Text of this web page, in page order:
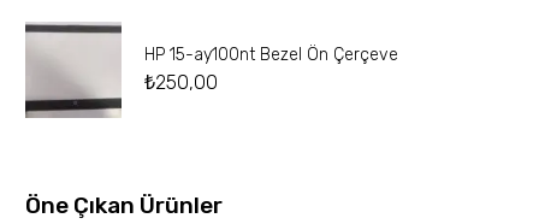
HP 15-ay100nt Bezel Ön Çerçeve
₺250,00
Öne Çıkan Ürünler